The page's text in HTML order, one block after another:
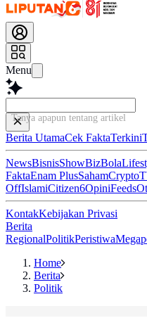
Menu
Tanya apapun tentang artikel ini...
Berita UtamaCek FaktaTerkini
NewsBisnisShowBizBola
FaktaEnam PlusSahamCrypto
OffIslamiCitizen6OpiniFeeds
KontakKebijakan Privasi
Berita
RegionalPolitikPeristiwa
Home
Berita
Politik